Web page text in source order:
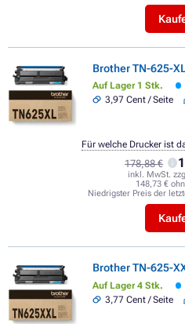
Brother TN-625-
Auf Lager 1 Stk.
3,97 Cent / Seite
178,88 €
inkl. MwSt.
148,73 €
Niedrigster Preis der
Für welche Drucker ist
Brother TN-625-
Auf Lager 4 Stk.
3,77 Cent / Seite